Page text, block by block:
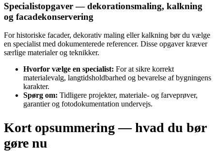
Specialistopgaver — dekorationsmaling, kalkning
og facadekonservering
For historiske facader, dekorativ maling eller kalkning bør du vælge
en specialist med dokumenterede referencer. Disse opgaver kræver
særlige materialer og teknikker.
Hvorfor vælge en specialist: For at sikre korrekt
materialevalg, langtidsholdbarhed og bevarelse af bygningens
karakter.
Spørg om: Tidligere projekter, materiale‑ og farveprøver,
garantier og fotodokumentation undervejs.
Kort opsummering — hvad du bør
gøre nu